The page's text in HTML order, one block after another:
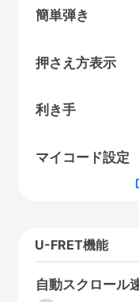
簡単弾き
押さえ方表示
利き手
マイコード設定
U-FRET機能
自動スクロール